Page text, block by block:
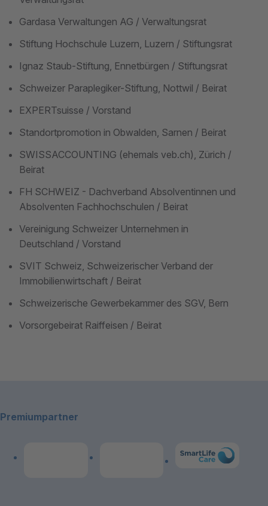
Gardasa Verwaltungen AG / Verwaltungsrat
Stiftung Hochschule Luzern, Luzern / Stiftungsrat
Ignaz Staub-Stiftung, Ennetbürgen / Stiftungsrat
Schweizer Paraplegiker-Stiftung, Nottwil / Beirat
EXPERTsuisse / Vorstand
Standortpromotion in Obwalden, Sarnen / Beirat
SWISSACCOUNTING (ehemals veb.ch), Zürich /
Beirat
FH SCHWEIZ - Dachverband Absolventinnen und
Absolventen Fachhochschulen / Beirat
Vereinigung Schweizer Unternehmen in
Deutschland / Vorstand
SVIT Schweiz, Schweizerischer Verband der
Immobilienwirtschaft / Beirat
Schweizerische Gewerbekammer des SGV, Bern
Vorsorgebeirat Raiffeisen / Beirat
Premiumpartner